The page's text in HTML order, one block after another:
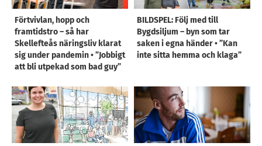
Förtvivlan, hopp och
framtidstro – så har
Skellefteås näringsliv klarat
sig under pandemin • ”Jobbigt
att bli utpekad som bad guy”
BILDSPEL: Följ med till
Bygdsiljum – byn som tar
saken i egna händer • ”Kan
inte sitta hemma och klaga”